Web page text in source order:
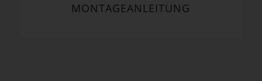
MONTAGEANLEITUNG